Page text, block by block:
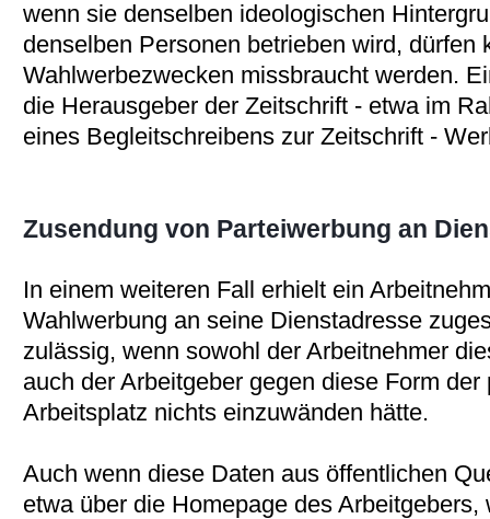
wenn sie denselben ideologischen
denselben Personen betrieben wird, dürfen
Wahlwerbezwecken missbraucht werden.
die Herausgeber der Zeitschrift - etwa im
eines Begleitschreibens zur Zeitschrift -
Zusendung von Parteiwerbung an
In einem weiteren Fall erhielt ein
Wahlwerbung an seine Dienstadresse
zulässig, wenn sowohl der Arbeitnehmer
auch der Arbeitgeber gegen diese Form
Arbeitsplatz nichts einzuwänden hätte.
Auch wenn diese Daten aus öffentlichen
etwa über die Homepage des